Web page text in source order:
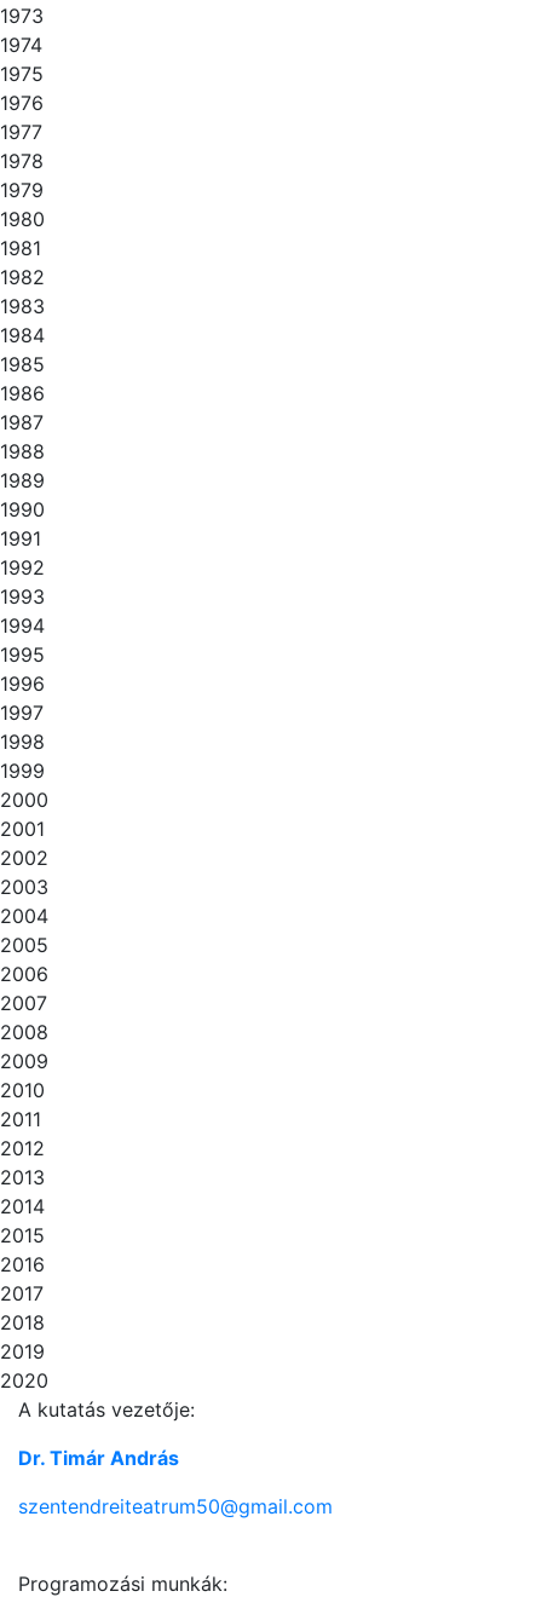
1973
1974
1975
1976
1977
1978
1979
1980
1981
1982
1983
1984
1985
1986
1987
1988
1989
1990
1991
1992
1993
1994
1995
1996
1997
1998
1999
2000
2001
2002
2003
2004
2005
2006
2007
2008
2009
2010
2011
2012
2013
2014
2015
2016
2017
2018
2019
2020
A kutatás vezetője:
Dr. Timár András
szentendreiteatrum50@gmail.com
Programozási munkák: